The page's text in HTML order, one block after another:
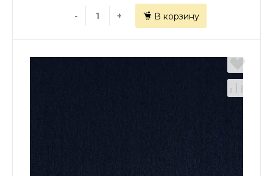
- + В корзину